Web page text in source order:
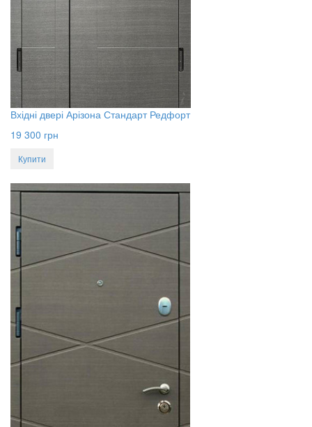
Вхідні двері Арізона Стандарт Редфорт
19 300 грн
Купити